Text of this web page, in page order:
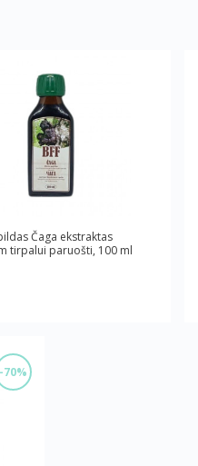
Čaga ekstraktas
tirpalui paruošti, 100 ml
-70%